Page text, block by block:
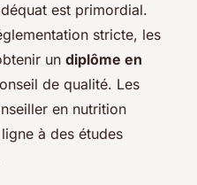
est primordial.
stricte, les
un diplôme en
de qualité. Les
en nutrition
à des études